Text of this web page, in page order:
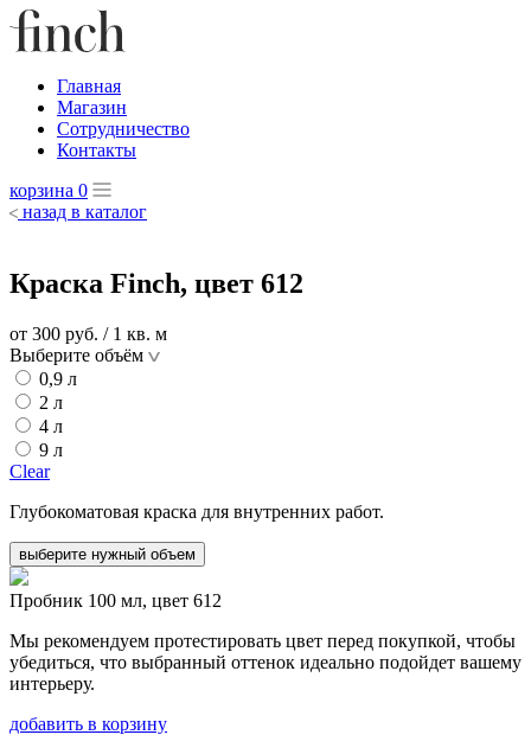
Главная
Магазин
Сотрудничество
Контакты
корзина 0
назад в каталог
Краска Finch, цвет 612
от 300 руб. / 1 кв. м
Выберите объём
0,9 л
2 л
4 л
9 л
Clear
Глубокоматовая краска для внутренних работ.
выберите нужный объем
Пробник 100 мл, цвет 612
Мы рекомендуем протестировать цвет перед покупкой, чтобы
убедиться, что выбранный оттенок идеально подойдет вашему
интерьеру.
добавить в корзину